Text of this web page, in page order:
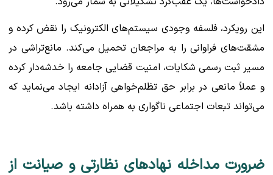
این رویکرد، فلسفه وجودی سیستم‌های الکترونیک را نقض کرده و
مشقت‌های فراوانی را به مراجعان تحمیل می‌کند. مانع‌تراشی در
مسیر ثبت رسمی شکایات، امنیت قضایی جامعه را خدشه‌دار کرده
و عملاً مانعی در برابر حق تظلم‌خواهی آزادانه ایجاد می‌نماید که
می‌تواند تبعات اجتماعی ناگواری به همراه داشته باشد.
ضرورت مداخله نهادهای نظارتی و صیانت از